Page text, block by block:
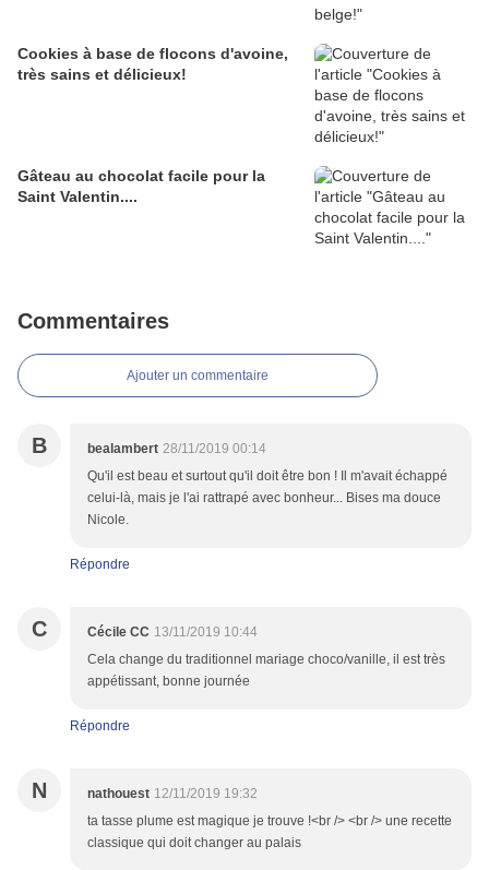
Cookies à base de flocons d'avoine,
très sains et délicieux!
Gâteau au chocolat facile pour la
Saint Valentin....
Commentaires
Ajouter un commentaire
B bealambert 28/11/2019 00:14
Qu'il est beau et surtout qu'il doit être bon ! Il m'avait échappé
celui-là, mais je l'ai rattrapé avec bonheur... Bises ma douce
Nicole.
Répondre
C Cécile CC 13/11/2019 10:44
Cela change du traditionnel mariage choco/vanille, il est très
appétissant, bonne journée
Répondre
N nathouest 12/11/2019 19:32
ta tasse plume est magique je trouve !<br /> <br /> une recette
classique qui doit changer au palais